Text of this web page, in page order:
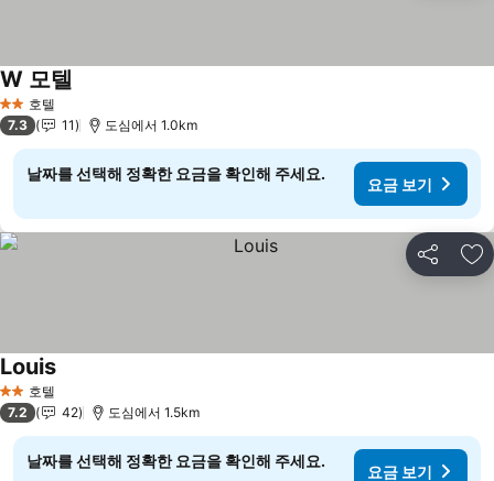
2 성급호텔
W 모텔
7.3 11 도심에서 1.0km
날짜를 선택해 정확한 요금을 확인해 주세요.
요금 보기
공유 즐
2 성급호텔
Louis요금 보기
7.2 42 도심에서 1.5km
날짜를 선택해 정확한 요금을 확인해 주세요.
요금 보기